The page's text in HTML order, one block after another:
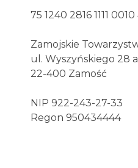
75 1240 2816 1111
Zamojskie
ul. Wyszyńskiego 28
22-400 Zamość
NIP 922-243-27-33
Regon 950434444